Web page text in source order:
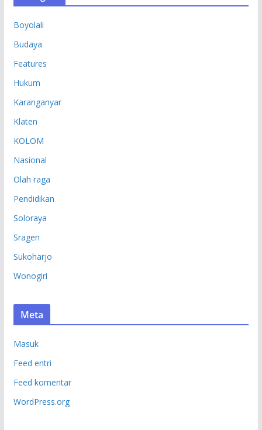
Boyolali
Budaya
Features
Hukum
Karanganyar
Klaten
KOLOM
Nasional
Olah raga
Pendidikan
Soloraya
Sragen
Sukoharjo
Wonogiri
Meta
Masuk
Feed entri
Feed komentar
WordPress.org